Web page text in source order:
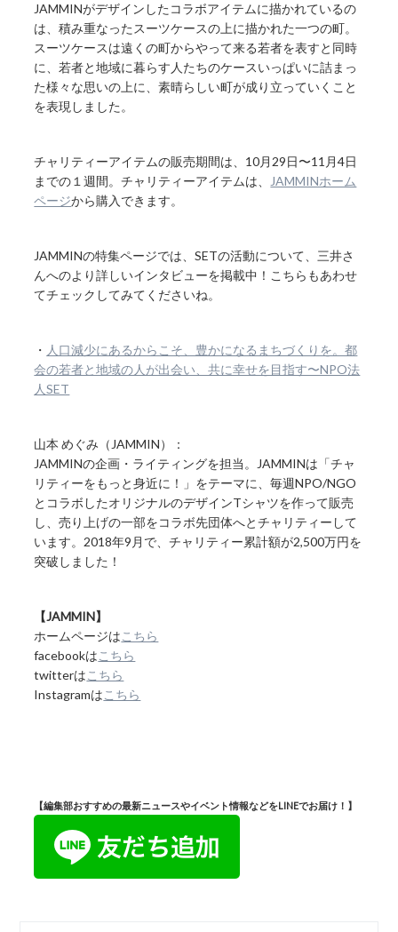
JAMMINがデザインしたコラボアイテムに描かれているの
は、積み重なったスーツケースの上に描かれた一つの町。
スーツケースは遠くの町からやって来る若者を表すと同時
に、若者と地域に暮らす人たちのケースいっぱいに詰まっ
た様々な思いの上に、素晴らしい町が成り立っていくこと
を表現しました。
チャリティーアイテムの販売期間は、10月29日〜11月4日
までの１週間。チャリティーアイテムは、JAMMINホーム
ページから購入できます。
JAMMINの特集ページでは、SETの活動について、三井さ
んへのより詳しいインタビューを掲載中！こちらもあわせ
てチェックしてみてくださいね。
・ 人口減少にあるからこそ、豊かになるまちづくりを。都
会の若者と地域の人が出会い、共に幸せを目指す〜NPO法
人SET
山本 めぐみ（JAMMIN）：
JAMMINの企画・ライティングを担当。JAMMINは「チャ
リティーをもっと身近に！」をテーマに、毎週NPO/NGO
とコラボしたオリジナルのデザインTシャツを作って販売
し、売り上げの一部をコラボ先団体へとチャリティーして
います。2018年9月で、チャリティー累計額が2,500万円を
突破しました！
【JAMMIN】
ホームページはこちら
facebookはこちら
twitterはこちら
Instagramはこちら
【編集部おすすめの最新ニュースやイベント情報などをLINEでお届け！】